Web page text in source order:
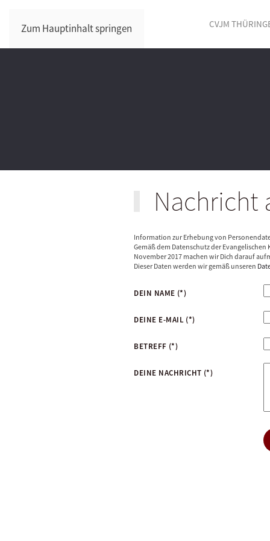
Zum Hauptinhalt springen CVJM
Nachricht
Information zur Erhebung von
Gemäß dem Datenschutz der Evangelischen
November 2017 machen wir Dich darauf
Dieser Daten werden wir gemäß unseren
DEIN NAME (*)
DEINE E-MAIL (*)
BETREFF (*)
DEINE NACHRICHT (*)